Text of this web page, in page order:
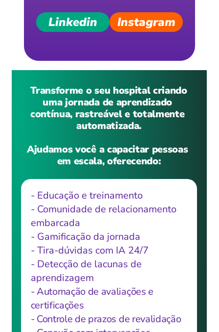
Linkedin Instagram
Transforme o seu hospital criando
uma jornada de aprendizado
contínua, rastreável e totalmente
automatizada.
Ajudamos você a capacitar pessoas
em escala, oferecendo:
- Educação e treinamento
- Comunidade de relacionamento
embarcada
- Gamificação da jornada
- Tira-dúvidas com IA 24/7
- Detecção de lacunas de
aprendizagem
- Automação de avaliações e
certificações
- Controle de prazos de revalidação